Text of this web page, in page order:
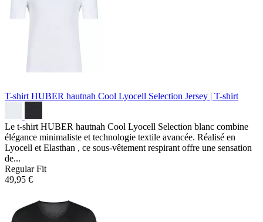
T-shirt HUBER hautnah Cool Lyocell Selection Jersey | T-shirt
Le t-shirt HUBER hautnah Cool Lyocell Selection blanc combine
élégance minimaliste et technologie textile avancée. Réalisé en
Lyocell et Elasthan , ce sous-vêtement respirant offre une sensation
de...
Regular Fit
49,95 €